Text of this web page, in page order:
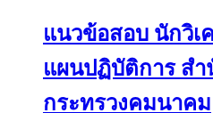
แนวข้อสอบ นักวิเ
แผนปฏิบัติการ ส
กระทรวงคมนาคม